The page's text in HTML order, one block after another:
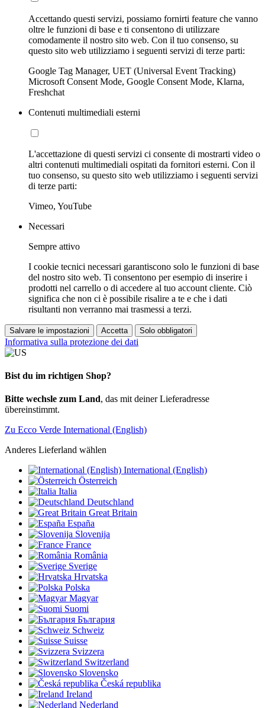
Accettando questi servizi, possiamo fornirti feature che vanno
oltre le funzioni di base e ti consentono di utilizzare
comodamente il nostro sito web. Con il tuo consenso, su
questo sito web utilizziamo i seguenti servizi di terze parti:
Google Tag Manager, UET (Universal Event Tracking)
Microsoft Consent Mode, Google Consent Mode, Klarna,
Freshchat
Contenuti multimediali esterni
L'accettazione di questi servizi ci consente di mostrarti video o
altri contenuti multimediali ospitati da fornitori esterni. Con il
tuo consenso, su questo sito web utilizziamo i seguenti servizi
di terze parti:
Vimeo, YouTube
Necessari
Sempre attivo
I cookie tecnici necessari garantiscono solo le funzioni di base
del nostro sito web. Ti consentono per esempio di inserire i
prodotti nel carrello o di accedere al tuo account cliente. Ciò
significa che non ci è possibile risalire a te e che i dati
risultanti non verranno mai trasmessi a terzi.
Salvare le impostazioni Accetta Solo obbligatori
Informativa sulla protezione dei dati
Bist du im richtigen Shop?
Bitte wechsle zum Land, das mit deiner Lieferadresse
übereinstimmt.
Zu Ecco Verde International (English)
Anderes Lieferland wählen
International (English)
Österreich
Italia
Deutschland
Great Britain
España
Slovenija
France
România
Sverige
Hrvatska
Polska
Magyar
Suomi
България
Schweiz
Suisse
Svizzera
Switzerland
Slovensko
Česká republika
Ireland
Nederland